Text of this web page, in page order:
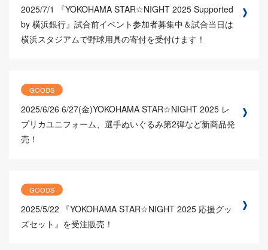
2025/7/1
『YOKOHAMA STAR☆NIGHT 2025 Supported
by 横浜銀行』試合前イベント参加者募集中＆試合当日は
横浜スタジアムで野球用具の寄付を受付けます！
GOODS
2025/6/26 6/27(金)YOKOHAMA STAR☆NIGHT 2025 レ
プリカユニフォーム、選手ぬいぐるみ第2弾など新商品発
売！
GOODS
2025/5/22
『YOKOHAMA STAR☆NIGHT 2025 応援グッ
ズセット』を受注販売！